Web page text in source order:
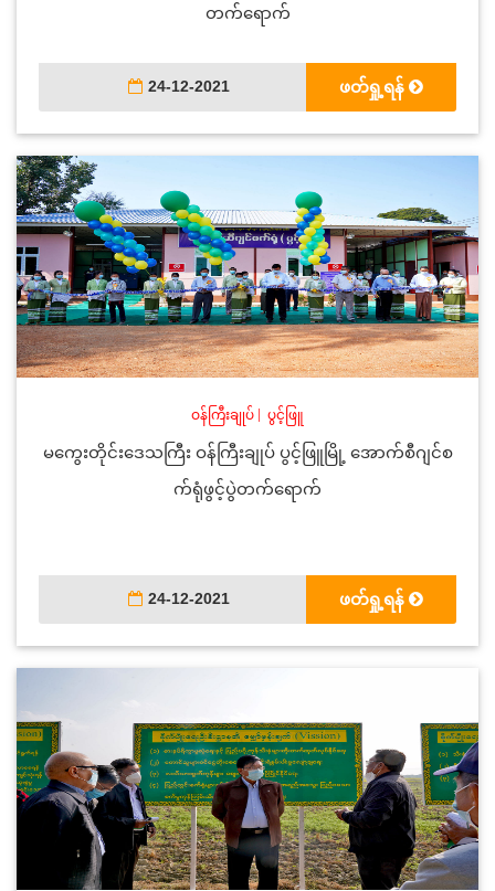
တက်ရောက်
24-12-2021 ဖတ်ရှု့ရန်
ဝန်ကြီးချုပ် ပွင့်ဖြူ
မကွေးတိုင်းဒေသကြီး ဝန်ကြီးချုပ် ပွင့်ဖြူမြို့ အောက်စီဂျင်စ
က်ရုံဖွင့်ပွဲတက်ရောက်
24-12-2021 ဖတ်ရှု့ရန်